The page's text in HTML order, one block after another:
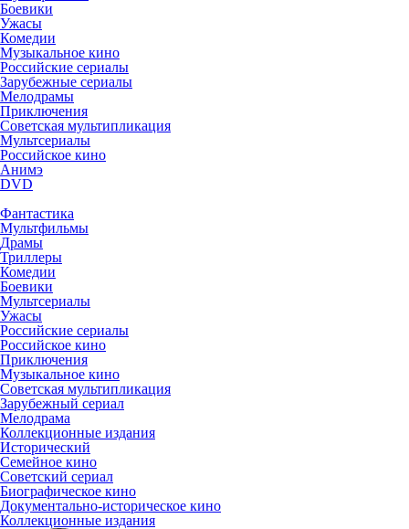
Боевики
Ужасы
Комедии
Музыкальное кино
Российские сериалы
Зарубежные сериалы
Мелодрамы
Приключения
Советская мультипликация
Мультсериалы
Российское кино
Анимэ
DVD
Фантастика
Мультфильмы
Драмы
Триллеры
Комедии
Боевики
Мультсериалы
Ужасы
Российские сериалы
Российское кино
Приключения
Музыкальное кино
Советская мультипликация
Зарубежный сериал
Мелодрама
Коллекционные издания
Исторический
Семейное кино
Советский сериал
Биографическое кино
Документально-историческое кино
Коллекционные издания